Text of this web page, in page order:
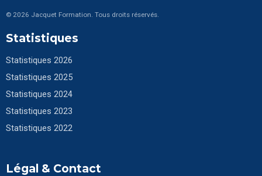
© 2026 Jacquet Formation. Tous droits réservés.
Statistiques
Statistiques 2026
Statistiques 2025
Statistiques 2024
Statistiques 2023
Statistiques 2022
Légal & Contact